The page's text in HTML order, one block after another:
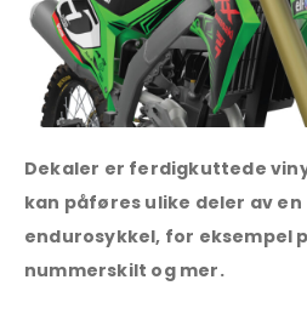
Dekaler er ferdigkuttede
kan påføres ulike deler av
endurosykkel, for eksempel
nummerskilt og mer.